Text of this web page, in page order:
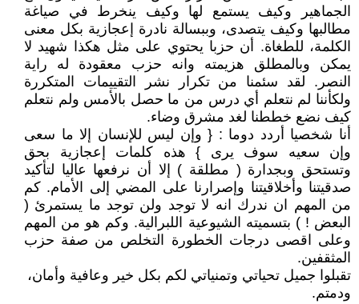
الجماهير وكيف يستمع لها وكيف ينخرط في صياغة
مطالبها وكيف يتصدى، وببسالة نادرة إعجازية بكل معنى
الكلمة، للطغاة. أن حزبا يحتوي على مثل هكذا شهيد لا
يمكن وبالمطلق هزيمته وانه حزب معقودة له راية
النصر. لقد سئمنا من تكرار نشر التقييمات المتكررة
ولكأننا لم نتعلم أي درس من ما حصل بالأمس ولم نتعلم
كيف نضع خططنا لغد مشرق وضاء.
أنا شخصيا أردد دوما : { وإن ليس للإنسان إلا ما سعى
وإن سعيه سوف يرى } هذه كلمات إعجازية بحق
وتستحق وبجدارة ( مطلقة ) إلا أن نرفعها عاليا لتأكيد
صدقيتنا وأخلاقيتنا وإصرارنا على المضي إلى الأمام. كم
من المهم ان ندرك انه لا توجد ولن توجد ما يستمرئ (
البعض ! ) بتسميته الشيوعية اللبرالية. وكم هو من المهم
وعلى اقصى درجات الخطورة التخلص من صفة حزب
المثقفين.
تقبلوا جميل تحياتي وتمنياتي لكم بكل خير وعافية وأمان،
ودمتم.